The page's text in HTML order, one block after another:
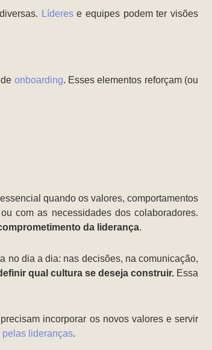
Líderese equipes podem ter visões
onboarding. Esses elementos reforçam (ou
quando os valores, comportamentos
com as necessidades dos colaboradores.
da liderança.
no dia a dia: nas decisões, na comunicação,
qual cultura se deseja construir. Essa
incorporar os novos valores e servir
pelas lideranças.